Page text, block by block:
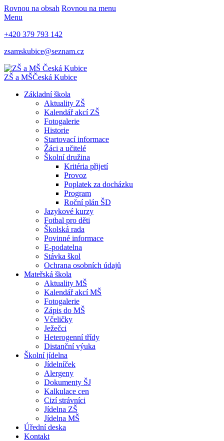
Rovnou na obsah Rovnou na menu
Menu
+420 379 793 142
zsamskubice@seznam.cz
ZŠ a MŠČeská Kubice
Základní škola
Aktuality ZŠ
Kalendář akcí ZŠ
Fotogalerie
Historie
Startovací informace
Žáci a učitelé
Školní družina
Kritéria přijetí
Provoz
Poplatek za docházku
Program
Roční plán ŠD
Jazykové kurzy
Fotbal pro děti
Školská rada
Povinné informace
E-podatelna
Stávka škol
Ochrana osobních údajů
Mateřská škola
Aktuality MŠ
Kalendář akcí MŠ
Fotogalerie
Zápis do MŠ
Včeličky
Ježečci
Heterogenní třídy
Distanční výuka
Školní jídelna
Jídelníček
Alergeny
Dokumenty ŠJ
Kalkulace cen
Cizí strávníci
Jídelna ZŠ
Jídelna MŠ
Úřední deska
Kontakt